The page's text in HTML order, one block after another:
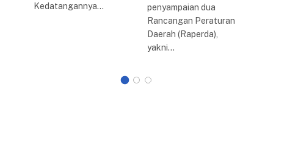
Kedatangannya…
penyampaian dua
Rancangan Peraturan
Daerah (Raperda),
yakni…